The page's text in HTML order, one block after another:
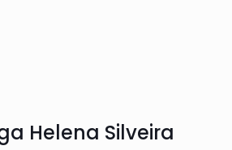
Helena Silveira